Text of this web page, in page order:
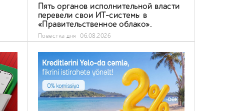
Пять органов исполнительной власти
перевели свои ИТ-системы в
«Правительственное облако».
Повестка дня 06.08.2026